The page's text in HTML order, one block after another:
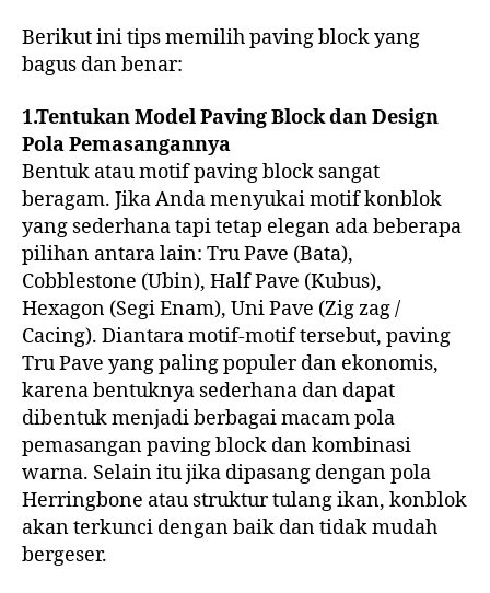
Berikut ini tips memilih paving block yang
bagus dan benar:
1.Tentukan Model Paving Block dan Design
Pola Pemasangannya
Bentuk atau motif paving block sangat
beragam. Jika Anda menyukai motif konblok
yang sederhana tapi tetap elegan ada beberapa
pilihan antara lain: Tru Pave (Bata),
Cobblestone (Ubin), Half Pave (Kubus),
Hexagon (Segi Enam), Uni Pave (Zig zag /
Cacing). Diantara motif-motif tersebut, paving
Tru Pave yang paling populer dan ekonomis,
karena bentuknya sederhana dan dapat
dibentuk menjadi berbagai macam pola
pemasangan paving block dan kombinasi
warna. Selain itu jika dipasang dengan pola
Herringbone atau struktur tulang ikan, konblok
akan terkunci dengan baik dan tidak mudah
bergeser.